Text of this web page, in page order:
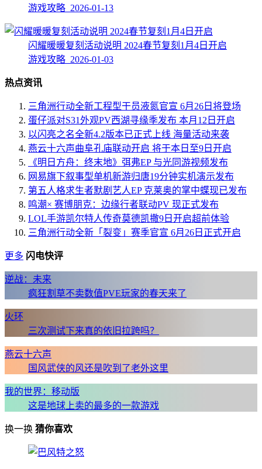
游戏攻略 2026-01-13
闪耀暖暖复刻活动说明 2024春节复刻1月4日开启
游戏攻略 2026-01-03
热点资讯
三角洲行动全新工程型干员液氮官宣 6月26日将登场
蛋仔派对S31外观PV西湖寻缘季发布 本月12日开启
以闪亮之名全新4.2版本已正式上线 海量活动来袭
燕云十六声曲阜孔庙联动开启 将于本日至9日开启
《明日方舟：终末地》弭弗EP 与光同游视频发布
网易旗下叙事型单机新游归唐19分钟实机演示发布
第五人格求生者默剧艺人EP 克莱奥的掌中蝶现已发布
鸣潮× 赛博朋克：边缘行者联动PV 现正式发布
LOL手游凯尔特人传奇莫德凯撒9日开启超前体验
三角洲行动全新「裂变」赛季官宣 6月26日正式开启
更多 闪电快评
逆战：未来
疯狂割草不卖数值PVE玩家的春天来了
火环
三次测试下来真的依旧拉跨吗？
燕云十六声
国风武侠的风还是吹到了老外这里
我的世界：移动版
这是地球上卖的最多的一款游戏
换一换 猜你喜欢